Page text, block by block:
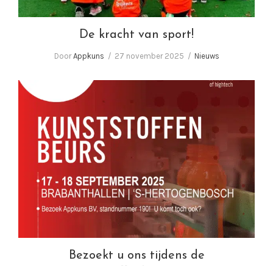
De kracht van sport!
DoorAppkuns 27 november 2025 Nieuws
Bezoekt u ons tijdens de Kunststoffenbeurs
Bezoekt u ons tijdens de